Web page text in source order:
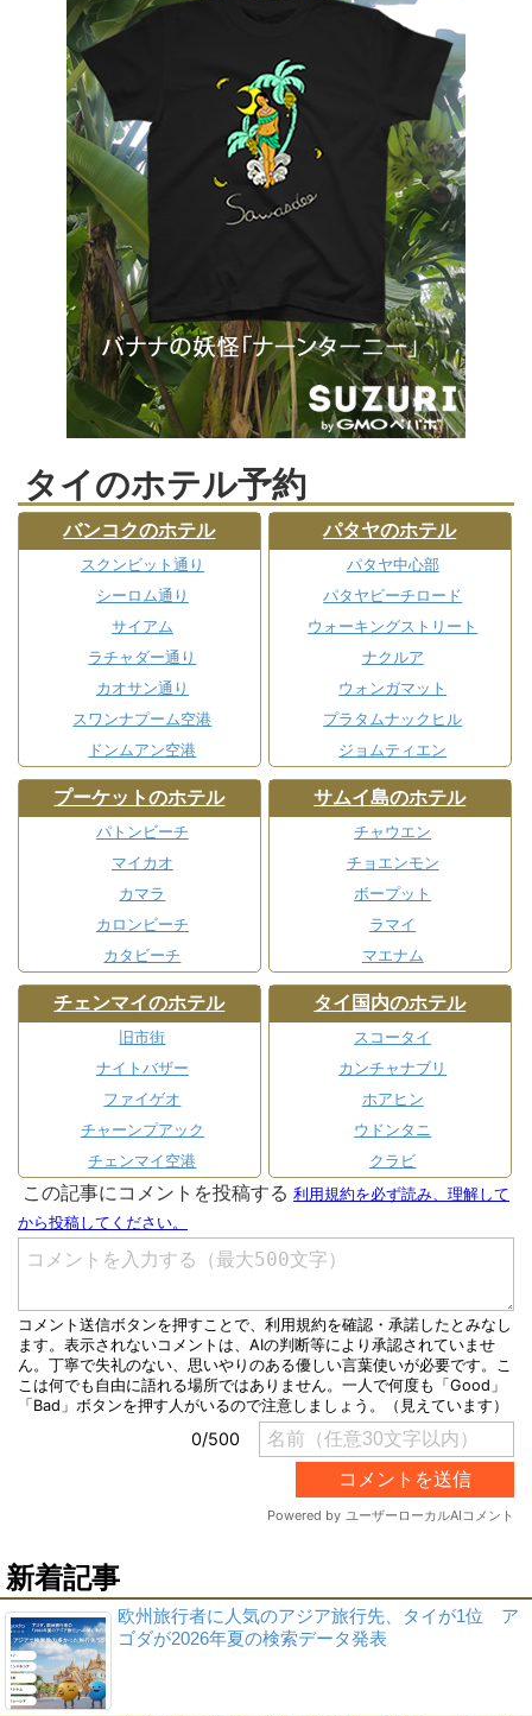
タイのホテル予約
バンコクのホテル
スクンビット通り
シーロム通り
サイアム
ラチャダー通り
カオサン通り
スワンナプーム空港
ドンムアン空港
パタヤのホテル
パタヤ中心部
パタヤビーチロード
ウォーキングストリート
ナクルア
ウォンガマット
プラタムナックヒル
ジョムティエン
プーケットのホテル
パトンビーチ
マイカオ
カマラ
カロンビーチ
カタビーチ
サムイ島のホテル
チャウエン
チョエンモン
ボープット
ラマイ
マエナム
チェンマイのホテル
旧市街
ナイトバザー
ファイゲオ
チャーンプアック
チェンマイ空港
タイ国内のホテル
スコータイ
カンチャナブリ
ホアヒン
ウドンタニ
クラビ
新着記事
欧州旅行者に人気のアジア旅行先、タイが1位 ア
ゴダが2026年夏の検索データ発表